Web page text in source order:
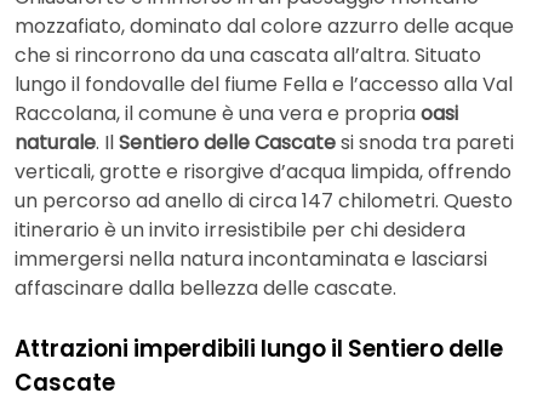
mozzafiato, dominato dal colore azzurro delle acque
che si rincorrono da una cascata all’altra. Situato
lungo il fondovalle del fiume Fella e l’accesso alla Val
Raccolana, il comune è una vera e propriaoasi
naturale. IlSentiero delle Cascatesi snoda tra pareti
verticali, grotte e risorgive d’acqua limpida, offrendo
un percorso ad anello di circa 147 chilometri. Questo
itinerario è un invito irresistibile per chi desidera
immergersi nella natura incontaminata e lasciarsi
affascinare dalla bellezza delle cascate.
Attrazioni imperdibili lungo il Sentiero delle
Cascate